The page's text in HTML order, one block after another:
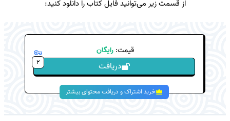
از قسمت زیر می‌توانید فایل کتاب را دانلود کنید:
قیمت: رایگان
دریافت 2
خرید اشتراک و دریافت محتوای بیشتر